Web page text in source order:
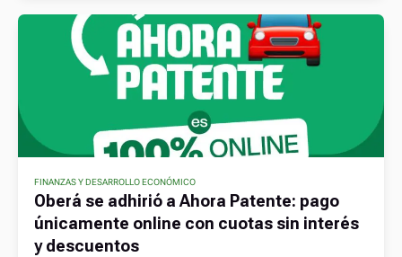
FINANZAS Y DESARROLLO ECONÓMICO
Oberá se adhirió a Ahora Patente: pago
únicamente online con cuotas sin interés
y descuentos